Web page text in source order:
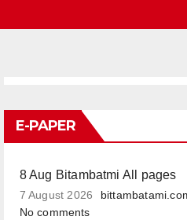
E-PAPER
8 Aug Bitambatmi All pages
7 August 2026
No comments